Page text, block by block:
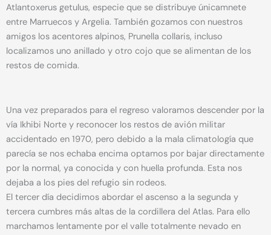
Atlantoxerus getulus, especie que se distribuye únicamnete
entre Marruecos y Argelia. También gozamos con nuestros
amigos los acentores alpinos, Prunella collaris, incluso
localizamos uno anillado y otro cojo que se alimentan de los
restos de comida.
Una vez preparados para el regreso valoramos descender por la
vía Ikhibi Norte y reconocer los restos de avión militar
accidentado en 1970, pero debido a la mala climatología que
parecía se nos echaba encima optamos por bajar directamente
por la normal, ya conocida y con huella profunda. Esta nos
dejaba a los pies del refugio sin rodeos.
El tercer día decidimos abordar el ascenso a la segunda y
tercera cumbres más altas de la cordillera del Atlas. Para ello
marchamos lentamente por el valle totalmente nevado en